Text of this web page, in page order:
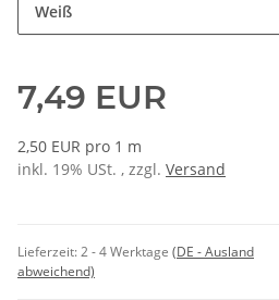
Weiß
7,49 EUR
2,50 EUR pro 1 m
inkl. 19% USt. , zzgl. Versand
Lieferzeit:2 - 4 Werktage (DE - Ausland
abweichend)